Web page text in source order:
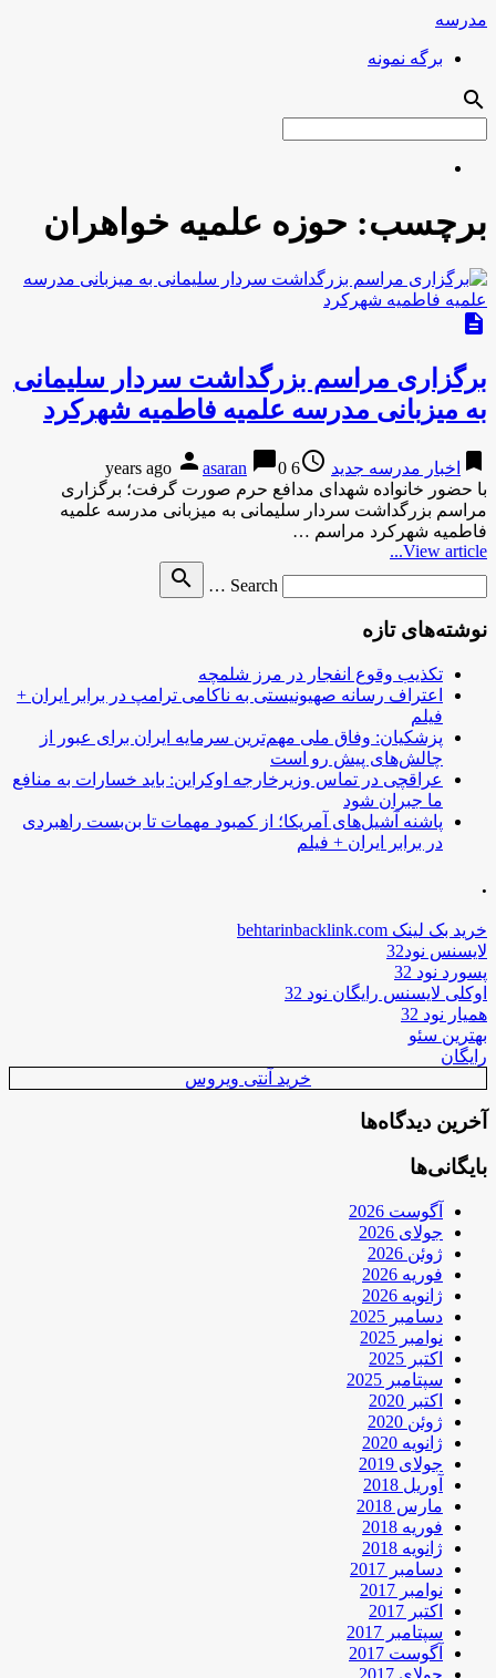
مدرسه
برگه نمونه
search
برچسب: حوزه علمیه خواهران
description
برگزاری مراسم بزرگداشت سردار سلیمانی
به میزبانی مدرسه علمیه فاطمیه شهرکرد
bookmark اخبار مدرسه جدید access_time
6 years ago
person asaran chat_bubble0
با حضور خانواده شهدای مدافع حرم صورت گرفت؛ برگزاری
مراسم بزرگداشت سردار سلیمانی به میزبانی مدرسه علمیه
فاطمیه شهرکرد مراسم …
View article...
Search …
search
نوشته‌های تازه
تکذیب وقوع انفجار در مرز شلمچه
اعتراف رسانه صهیونیستی به ناکامی ترامپ در برابر ایران +
فیلم
پزشکیان: وفاق ملی مهم‌ترین سرمایه ایران برای عبور از
چالش‌های پیش رو است
عراقچی در تماس وزیرخارجه اوکراین: باید خسارات به منافع
ما جبران شود
پاشنه آشیل‌های آمریکا؛ از کمبود مهمات تا بن‌بست راهبردی
در برابر ایران + فیلم
.
خرید بک لینک behtarinbacklink.com
لایسنس نود32
پسورد نود 32
اوکلی لایسنس رایگان نود 32
همیار نود 32
بهترین سئو
رایگان
خرید آنتی ویروس
آخرین دیدگاه‌ها
بایگانی‌ها
آگوست 2026
جولای 2026
ژوئن 2026
فوریه 2026
ژانویه 2026
دسامبر 2025
نوامبر 2025
اکتبر 2025
سپتامبر 2025
اکتبر 2020
ژوئن 2020
ژانویه 2020
جولای 2019
آوریل 2018
مارس 2018
فوریه 2018
ژانویه 2018
دسامبر 2017
نوامبر 2017
اکتبر 2017
سپتامبر 2017
آگوست 2017
جولای 2017